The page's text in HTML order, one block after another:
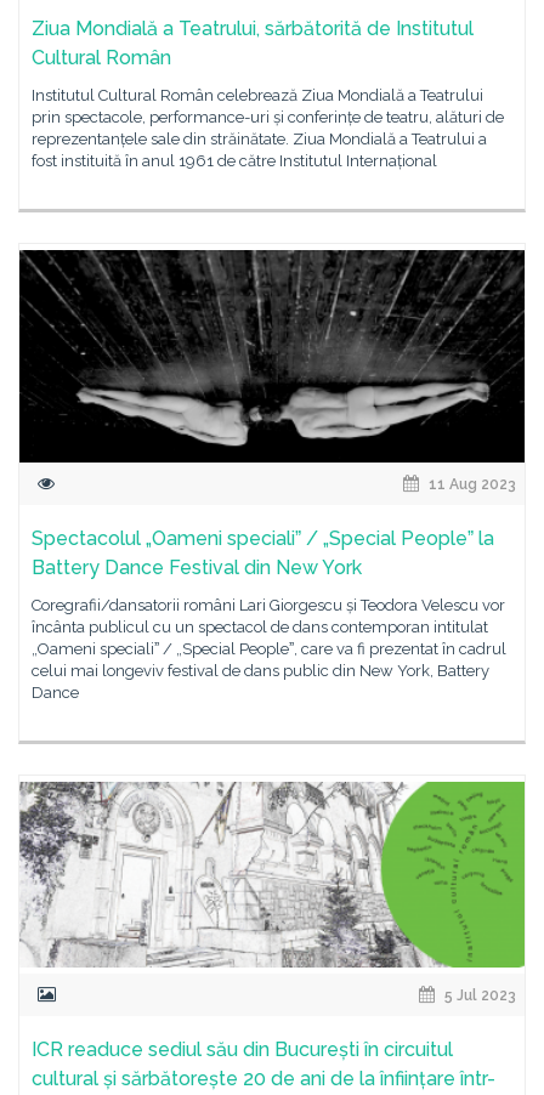
Ziua Mondială a Teatrului, sărbătorită de Institutul
Cultural Român
Institutul Cultural Român celebrează Ziua Mondială a Teatrului
prin spectacole, performance-uri și conferințe de teatru, alături de
reprezentanțele sale din străinătate. Ziua Mondială a Teatrului a
fost instituită în anul 1961 de către Institutul Internațional
11 Aug 2023
Spectacolul „Oameni specialiˮ / „Special Peopleˮ la
Battery Dance Festival din New York
Coregrafii/dansatorii români Lari Giorgescu și Teodora Velescu vor
încânta publicul cu un spectacol de dans contemporan intitulat
„Oameni specialiˮ / „Special Peopleˮ, care va fi prezentat în cadrul
celui mai longeviv festival de dans public din New York, Battery
Dance
5 Jul 2023
ICR readuce sediul său din București în circuitul
cultural și sărbătorește 20 de ani de la înființare într-